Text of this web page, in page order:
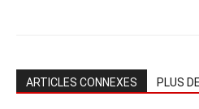
ARTICLES CONNEXES PLUS